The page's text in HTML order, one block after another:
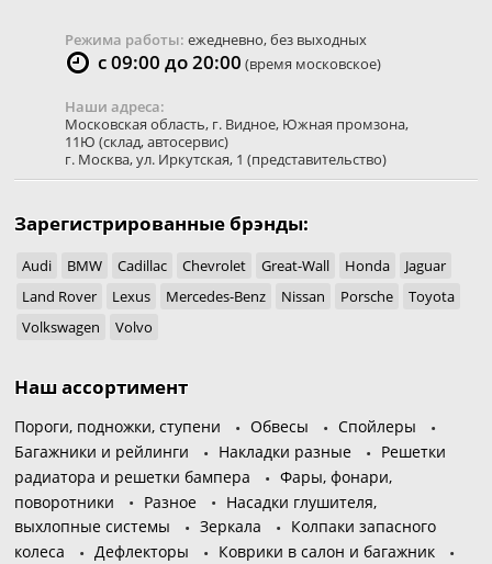
Режима работы: ежедневно, без выходных
с 09:00 до 20:00 (время московское)
Наши адреса:
Московская область, г. Видное, Южная промзона,
11Ю (склад, автосервис)
г. Москва,ул. Иркутская, 1 (представительство)
Зарегистрированные брэнды:
Audi BMW Cadillac Chevrolet Great-Wall Honda
Jaguar
Land Rover
Lexus Mercedes-Benz Nissan Porsche
Toyota
Volkswagen
Volvo
Наш ассортимент
Пороги, подножки, ступени Обвесы
Спойлеры
Багажники и рейлинги
Накладки разные
Решетки
радиатора и решетки бампера
Фары, фонари,
поворотники
Разное
Насадки глушителя,
выхлопные системы
Зеркала
Колпаки запасного
колеса
Дефлекторы
Коврики в салон и багажник